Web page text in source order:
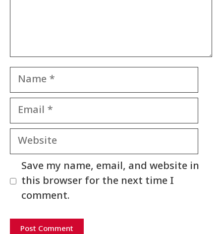
Name
Email
Website
Save my name, email, and website in
this browser for the next time I
comment.